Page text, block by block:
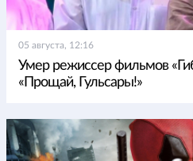
05 августа, 12:16
Умер режиссер фильмов
«Прощай, Гульсары!»